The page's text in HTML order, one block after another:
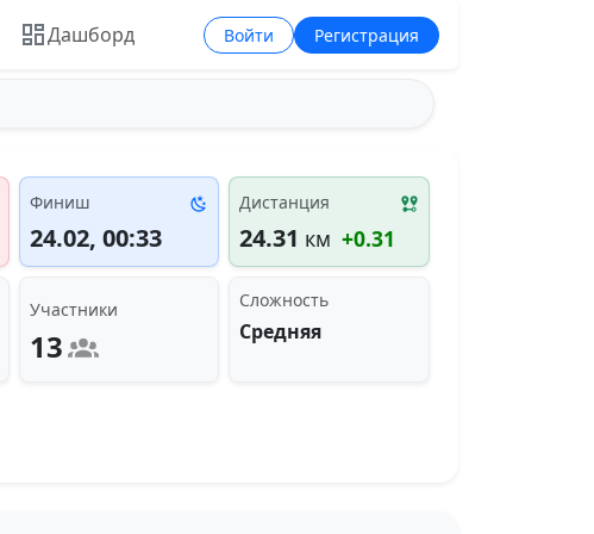
Дашборд Войти Регистрация
Финиш
24.02, 00:33
Дистанция
24.31 км +0.31
Участники
13
Сложность
Средняя